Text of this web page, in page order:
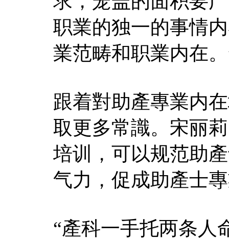
职業的独一的事情
業范畴和职業内在
跟着對助產專業内
取更多常識。宋丽
培训，可以规范助
气力，促成助產士
“產科一手托两条人